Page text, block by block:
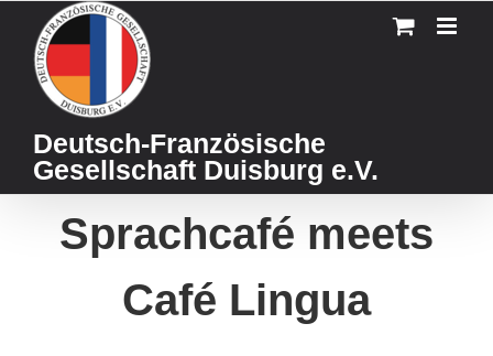
content
Deutsch-Französische
Gesellschaft Duisburg e.V.
Sprachcafé meets
Café Lingua